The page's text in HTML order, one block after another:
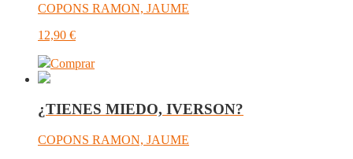
COPONS RAMON, JAUME
12,90 €
Comprar
¿TIENES MIEDO, IVERSON?
COPONS RAMON, JAUME